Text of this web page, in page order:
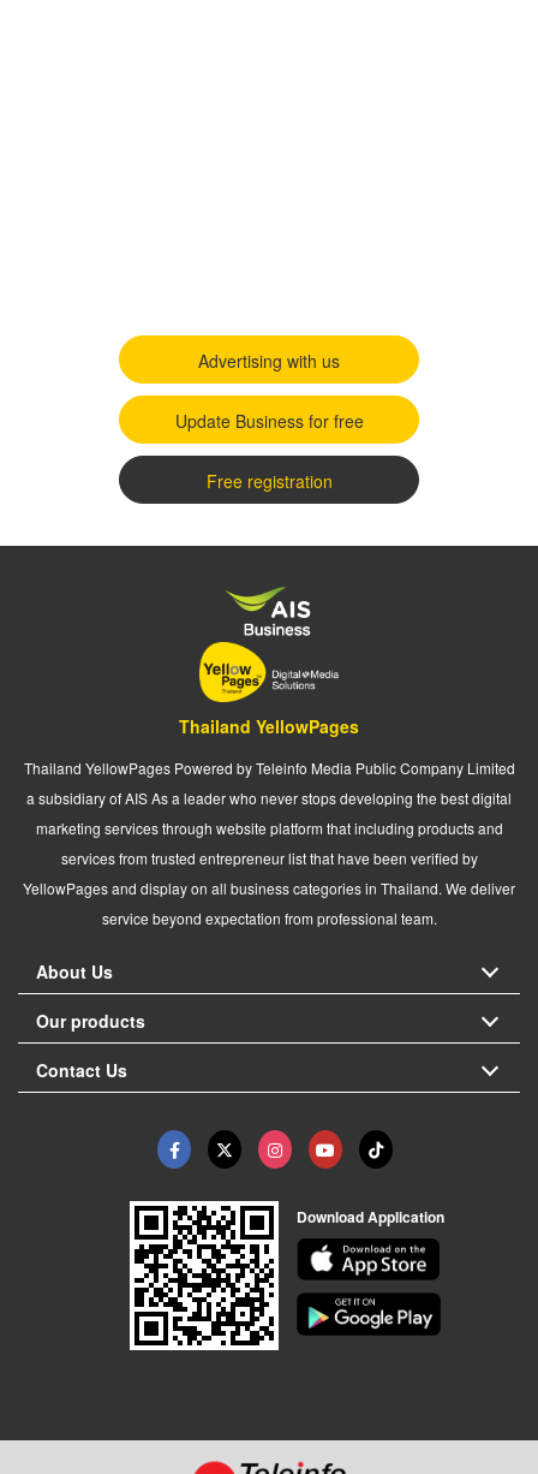
Advertising with us
Update Business for free
Free registration
Thailand YellowPages
Thailand YellowPages Powered by Teleinfo Media Public Company Limited
a subsidiary of AIS As a leader who never stops developing the best digital
marketing services through website platform that including products and
services from trusted entrepreneur list that have been verified by
YellowPages and display on all business categories in Thailand. We deliver
service beyond expectation from professional team.
About Us
Our products
Contact Us
Download Application